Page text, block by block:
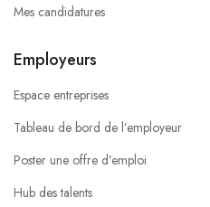
Mes candidatures
Employeurs
Espace entreprises
Tableau de bord de l’employeur
Poster une offre d’emploi
Hub des talents